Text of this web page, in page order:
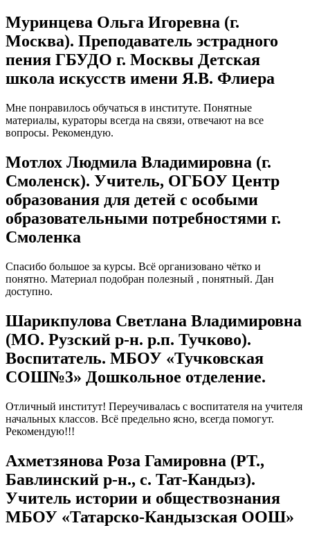
Муринцева Ольга Игоревна (г.
Москва). Преподаватель эстрадного
пения ГБУДО г. Москвы Детская
школа искусств имени Я.В. Флиера
Мне понравилось обучаться в институте. Понятные
материалы, кураторы всегда на связи, отвечают на все
вопросы. Рекомендую.
Мотлох Людмила Владимировна (г.
Смоленск). Учитель, ОГБОУ Центр
образования для детей с особыми
образовательными потребностями г.
Смоленка
Спасибо большое за курсы. Всё организовано чётко и
понятно. Материал подобран полезный , понятный. Дан
доступно.
Шарикпулова Светлана Владимировна
(МО. Рузский р-н. р.п. Тучково).
Воспитатель. МБОУ «Тучковская
СОШ№3» Дошкольное отделение.
Отличный институт! Переучивалась с воспитателя на учителя
начальных классов. Всё предельно ясно, всегда помогут.
Рекомендую!!!
Ахметзянова Роза Гамировна (РТ.,
Бавлинский р-н., с. Тат-Кандыз).
Учитель истории и обществознания
МБОУ «Татарско-Кандызская ООШ»